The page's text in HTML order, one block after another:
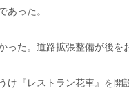
った。
た。道路拡張整備が後を
『レストラン花車』を開